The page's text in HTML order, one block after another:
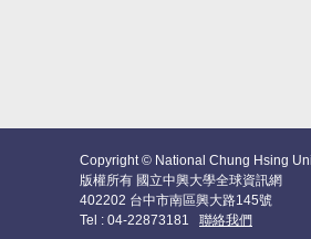
Copyright © National Chung Hsing
版權所有 國立中興大學全球資訊網
402202 台中市南區興大路145號
Tel : 04-22873181 聯絡我們